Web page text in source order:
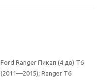
Ford Ranger Пикап (4 дв) T6
(2011—2015); Ranger T6